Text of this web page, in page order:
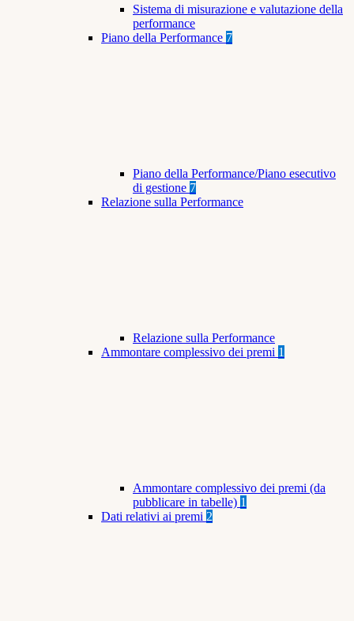
Sistema di misurazione e valutazione della
performance
Piano della Performance 7
Piano della Performance/Piano esecutivo
di gestione 7
Relazione sulla Performance
Relazione sulla Performance
Ammontare complessivo dei premi 1
Ammontare complessivo dei premi (da
pubblicare in tabelle) 1
Dati relativi ai premi 2